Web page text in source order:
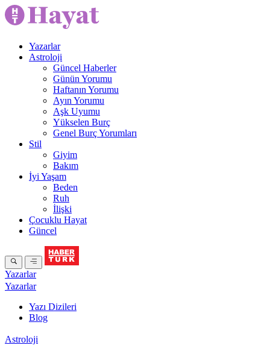
Yazarlar
Astroloji
Güncel Haberler
Günün Yorumu
Haftanın Yorumu
Ayın Yorumu
Aşk Uyumu
Yükselen Burç
Genel Burç Yorumları
Stil
Giyim
Bakım
İyi Yaşam
Beden
Ruh
İlişki
Çocuklu Hayat
Güncel
Yazarlar
Yazarlar
Yazı Dizileri
Blog
Astroloji